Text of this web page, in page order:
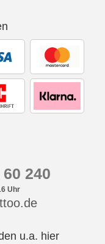
240
Uhr
u.a. hier